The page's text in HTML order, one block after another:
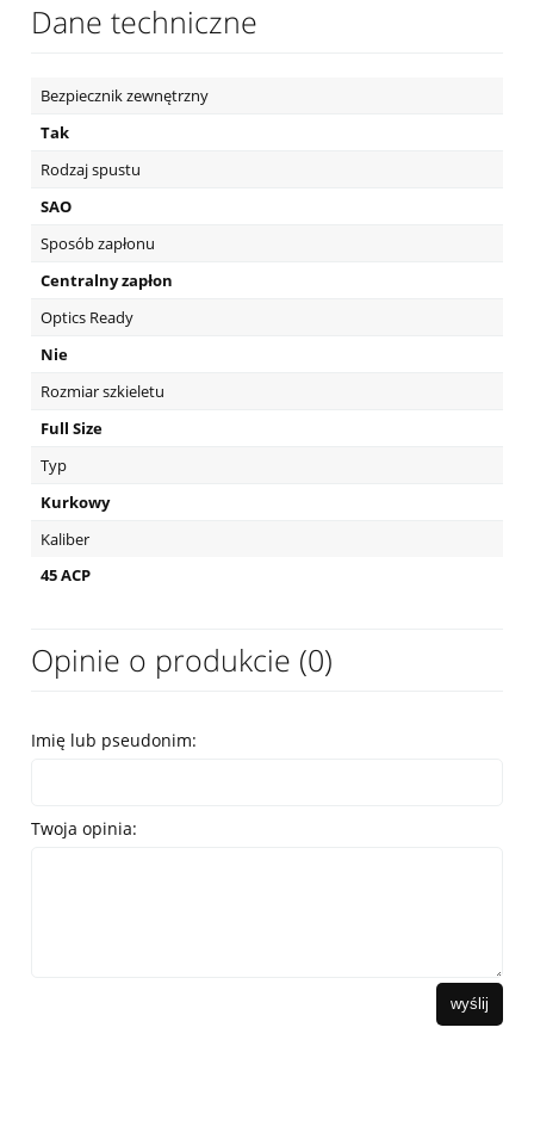
Dane techniczne
Bezpiecznik zewnętrzny
Tak
Rodzaj spustu
SAO
Sposób zapłonu
Centralny zapłon
Optics Ready
Nie
Rozmiar szkieletu
Full Size
Typ
Kurkowy
Kaliber
45 ACP
Opinie o produkcie (0)
Imię lub pseudonim:
Twoja opinia:
wyślij